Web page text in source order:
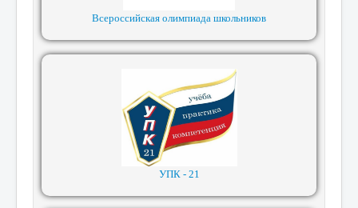
Всероссийская олимпиада школьников
УПК - 21